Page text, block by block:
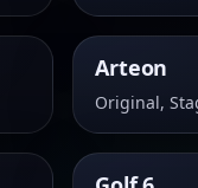
Arteon
Original,